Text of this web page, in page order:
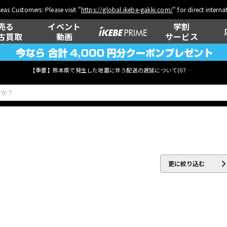
Customers: Please visit "https://global.ikebe-gakki.com/" for direct
る
買取
イベント
動画
学割
サービス
【重要】熊本県で発生した地震に伴う配送の遅延について(07月29日
更に絞り込む